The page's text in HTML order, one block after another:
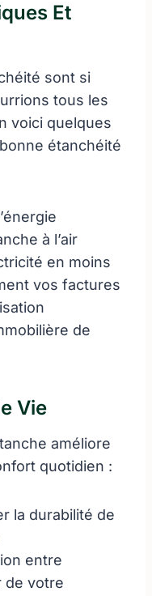
Et
sont si
tous les
voici quelques
étanchéité
à l’air
en moins
vos factures
de
Vie
améliore
quotidien :
la durabilité de
entre
de votre